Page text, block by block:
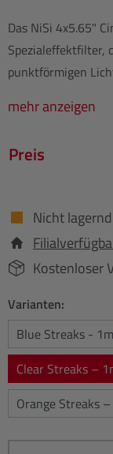
Das NiSi 4x5.65"
Spezialeffektfilter,
punktförmigen
mehr anzeigen
Preis
Nicht lagernd
Kostenloser
Varianten:
Blue Streaks -
Clear Streaks –
Orange Streaks